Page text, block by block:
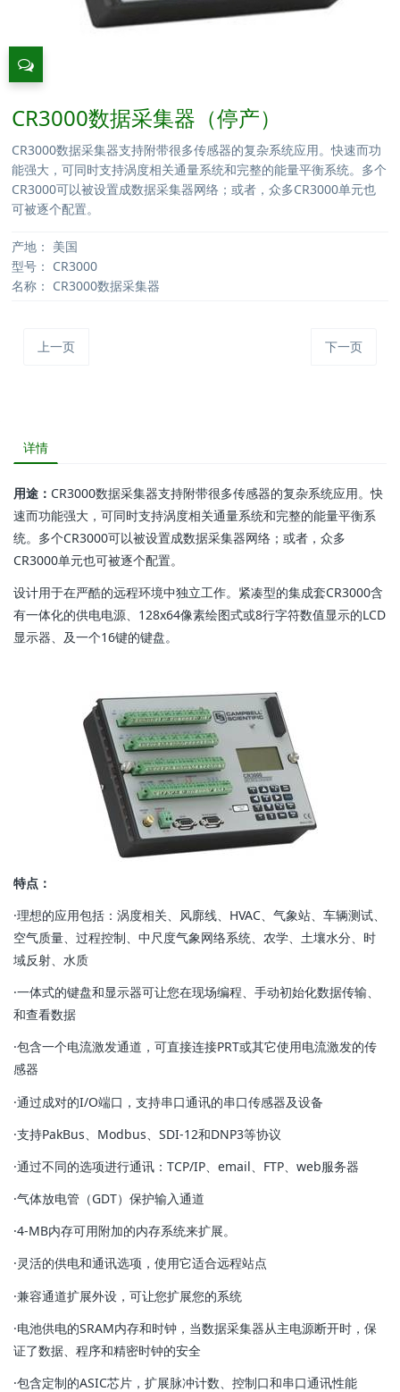
CR3000数据采集器（停产）
CR3000数据采集器支持附带很多传感器的复杂系统应用。快速而功
能强大，可同时支持涡度相关通量系统和完整的能量平衡系统。多个
CR3000可以被设置成数据采集器网络；或者，众多CR3000单元也
可被逐个配置。
产地： 美国
型号： CR3000
名称： CR3000数据采集器
上一页 下一页
详情
用途： CR3000数据采集器支持附带很多传感器的复杂系统应用。快
速而功能强大，可同时支持涡度相关通量系统和完整的能量平衡系
统。多个CR3000可以被设置成数据采集器网络；或者，众多
CR3000单元也可被逐个配置。
设计用于在严酷的远程环境中独立工作。紧凑型的集成套CR3000含
有一体化的供电电源、128x64像素绘图式或8行字符数值显示的LCD
显示器、及一个16键的键盘。
特点：
·理想的应用包括：涡度相关、风廓线、HVAC、气象站、车辆测试、
空气质量、过程控制、中尺度气象网络系统、农学、土壤水分、时
域反射、水质
·一体式的键盘和显示器可让您在现场编程、手动初始化数据传输、
和查看数据
·包含一个电流激发通道，可直接连接PRT或其它使用电流激发的传
感器
·通过成对的I/O端口，支持串口通讯的串口传感器及设备
·支持PakBus、Modbus、SDI-12和DNP3等协议
·通过不同的选项进行通讯：TCP/IP、email、FTP、web服务器
·气体放电管（GDT）保护输入通道
·4-MB内存可用附加的内存系统来扩展。
·灵活的供电和通讯选项，使用它适合远程站点
·兼容通道扩展外设，可让您扩展您的系统
·电池供电的SRAM内存和时钟，当数据采集器从主电源断开时，保
证了数据、程序和精密时钟的安全
·包含定制的ASIC芯片，扩展脉冲计数、控制口和串口通讯性能